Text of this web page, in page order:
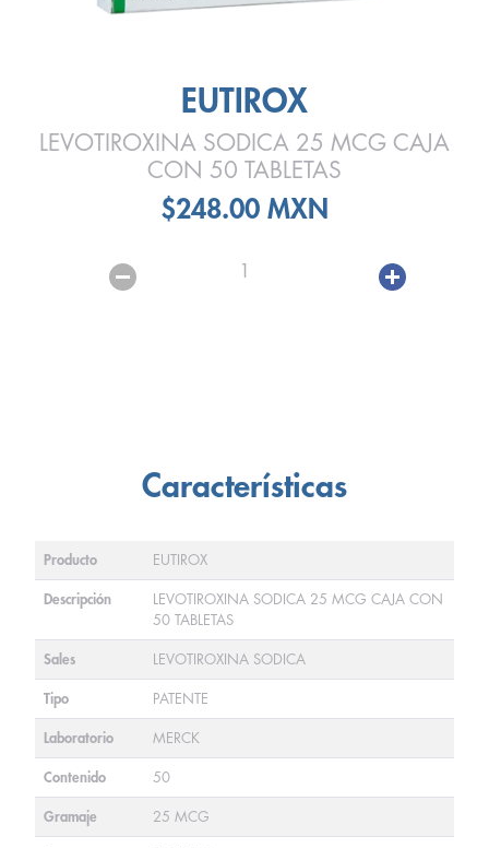
EUTIROX
LEVOTIROXINA SODICA 25 MCG CAJA
CON 50 TABLETAS
$248.00 MXN
1
Características
Producto EUTIROX
Descripción
LEVOTIROXINA SODICA 25 MCG CAJA CON
50 TABLETAS
Sales LEVOTIROXINA SODICA
Tipo PATENTE
Laboratorio MERCK
Contenido 50
Gramaje 25 MCG